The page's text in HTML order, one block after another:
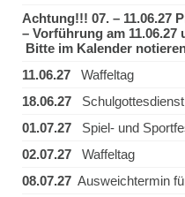
Achtung!!! 07. – 11.06.27
– Vorführung am
Bitte im Kalender
11.06.27 Waffeltag
18.06.27
01.07.27 Spiel- und
02.07.27 Waffeltag
08.07.27 Ausweichtermin